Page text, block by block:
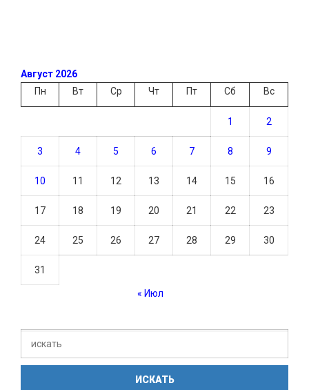
Август 2026
Пн
Вт Ср Чт Пт Сб Вс
1 2
3 4 5 6 7 8 9
10 11 12 13 14 15 16
17 18 19 20 21 22 23
24 25 26 27 28 29 30
31
« Июл